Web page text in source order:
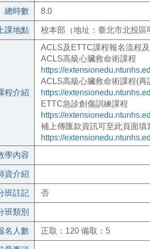
總時數 8.0
上課地點 校本部（地址：臺北市北投區
程介紹
ACLS及 ETTC課程報名流程
ACLS高級心臟救命術課程
https://
ACLS高級心臟救命術課程(再
https://
ETTC急診創傷訓練課程
https://
補上傳匯款資訊可至此頁面填
https://
學內容
資介紹
班註記 否
班類別
名人數 正取：120 備取：5